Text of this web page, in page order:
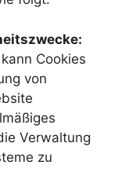
kann Cookies
von
Verwaltung
zu